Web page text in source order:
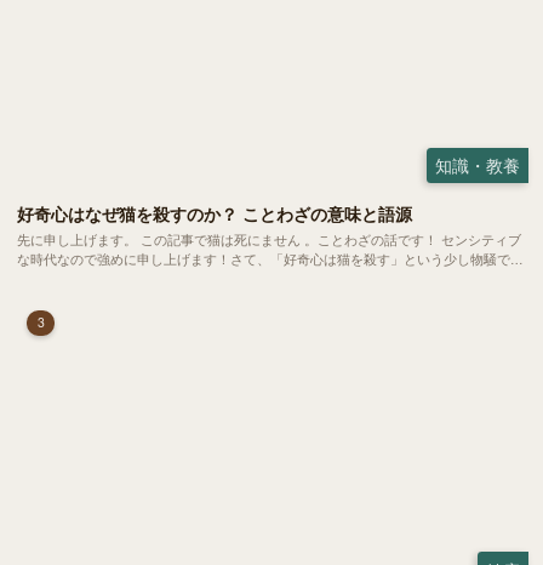
知識・教養
好奇心はなぜ猫を殺すのか？ ことわざの意味と語源
先に申し上げます。 この記事で猫は死にません 。ことわざの話です！ センシティブ
な時代なので強めに申し上げます！さて、「好奇心は猫を殺す」という少し物騒で、
3